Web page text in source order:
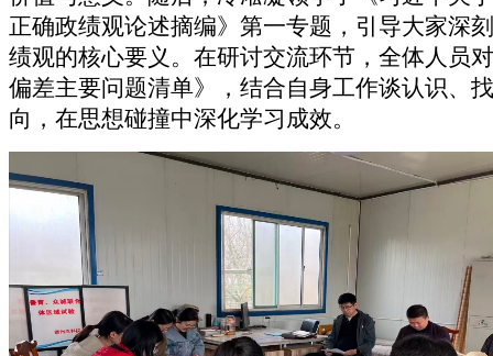
正确政绩观论述摘编》第一专题，引导大家深
绩观的核心要义 。 在研讨交流环节，全体人员
偏差主要问题清单》，结合自身工作谈认识、
向，在思想碰撞中深化学习成效。